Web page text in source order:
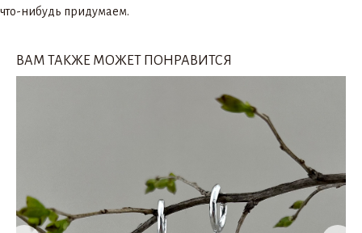
что-нибудь придумаем.
ВАМ ТАКЖЕ МОЖЕТ ПОНРАВИТСЯ